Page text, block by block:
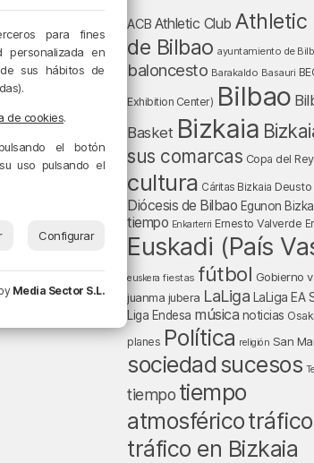
ACB Athletic Club Athletic
de Bilbao ayuntamiento de
baloncesto Barakaldo Basauri
Exhibition Center) Bilbao
Basket Bizkaia
sus comarcas Copa del Rey
cultura Cáritas Bizkaia Deusto
Diócesis de Bilbao Egunon
tiempo Enkarterri Ernesto Valverde
Euskadi (País
euskera fiestas fútbol Gobierno
juanma jubera LaLiga LaLiga EA
Liga Endesa música noticias
planes Política religión San
sociedad sucesos
tiempo tiempo
atmosféricotráfico
tráfico en Bizkaia
para fines
personalizada en
sus hábitos de
de cookies.
el botón
uso pulsando el
Configurar
Media Sector S.L.